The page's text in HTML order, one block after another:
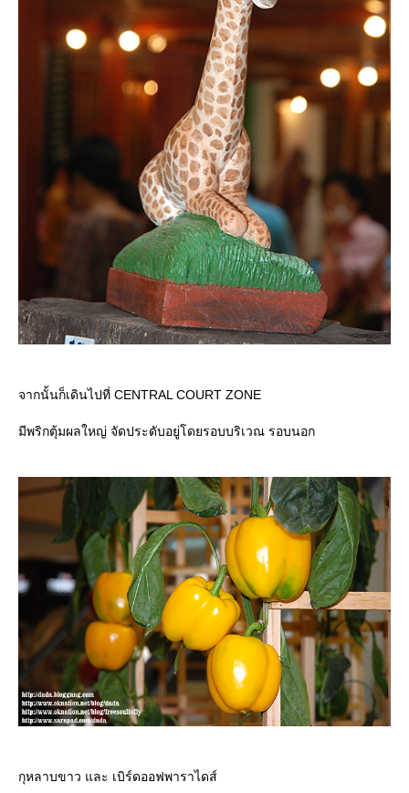
จากนั้นก็เดินไปที่ CENTRAL COURT ZONE
มีพริกตุ้มผลใหญ่ จัดประดับอยู่โดยรอบบริเวณ รอบนอก
กุหลาบขาว และ เบิร์ดออฟพาราไดส์